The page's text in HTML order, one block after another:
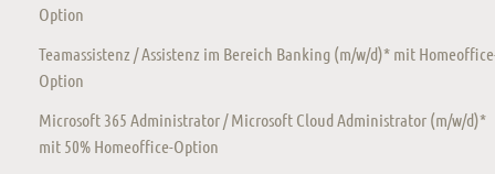
Option
Teamassistenz / Assistenz im Bereich Banking (m/w/d)* mit
Option
Microsoft 365 Administrator / Microsoft Cloud Administrator (m/w/d)*
mit 50% Homeoffice-Option